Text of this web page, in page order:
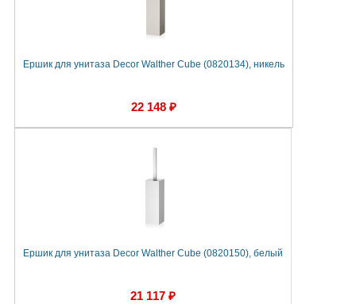
Ершик для унитаза Decor Walther Cube (0820134), никель
22 148 ₽
Ершик для унитаза Decor Walther Cube (0820150), белый
21 117 ₽